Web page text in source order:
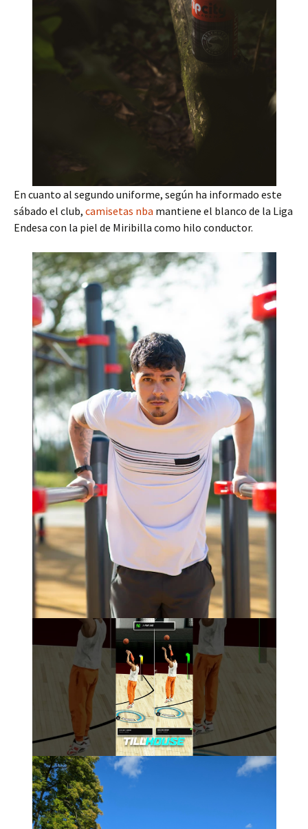
En cuanto al segundo uniforme, según ha informado este
sábado el club, camisetas nba mantiene el blanco de la Liga
Endesa con la piel de Miribilla como hilo conductor.